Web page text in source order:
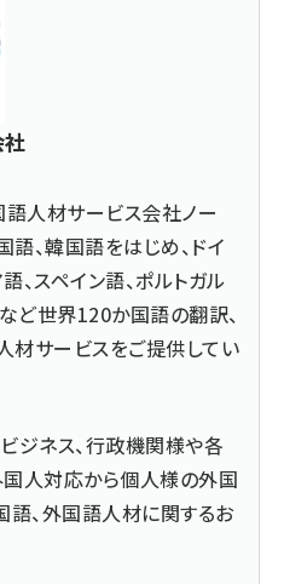
社
語人材サービス会社ノー
語、韓国語をはじめ、ドイ
、スペイン語、ポルトガル
ど世界120か国語の翻訳、
材サービスをご提供してい
ジネス、行政機関様や各
人対応から個人様の外国
語、外国語人材に関するお